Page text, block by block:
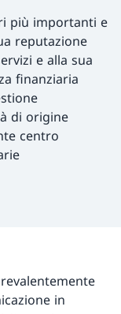
più importanti e
reputazione
e alla sua
finanziaria
di origine
centro
in